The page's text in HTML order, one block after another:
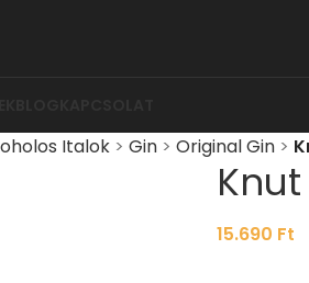
Italok > Gin > Original Gin >
15.690 Ft